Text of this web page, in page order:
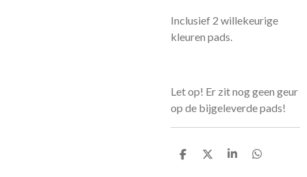
Inclusief 2 willekeurige
kleuren pads.
Let op! Er zit nog geen geur
op de bijgeleverde pads!
D
D
S
D